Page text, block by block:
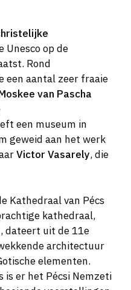
Unesco op de
Rond
een aantal zeer fraaie
van Pascha
een museum in
geweid aan het werk
Victor Vasarely, die
Kathedraal van Pécs
kathedraal,
dateert uit de 11e
architectuur
elementen.
is er het Pécsi Nemzeti